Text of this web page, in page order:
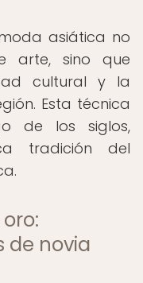
asiática no
arte, sino que
cultural y la
Esta técnica
de los siglos,
tradición del
de novia